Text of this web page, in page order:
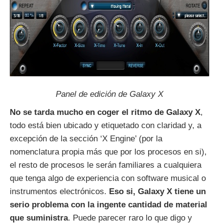
Panel de edición de Galaxy X
No se tarda mucho en coger el ritmo de Galaxy X,
todo está bien ubicado y etiquetado con claridad y, a
excepción de la sección ‘X Engine’ (por la
nomenclatura propia más que por los procesos en si),
el resto de procesos le serán familiares a cualquiera
que tenga algo de experiencia con software musical o
instrumentos electrónicos. Eso si, Galaxy X tiene un
serio problema con la ingente cantidad de material
que suministra. Puede parecer raro lo que digo y